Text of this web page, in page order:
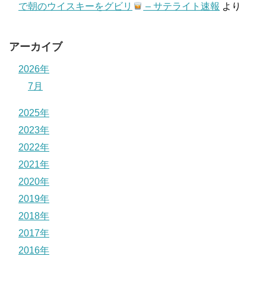
で朝のウイスキーをグビリ
– サテライト速報 より
アーカイブ
2026年
7月
2025年
2023年
2022年
2021年
2020年
2019年
2018年
2017年
2016年